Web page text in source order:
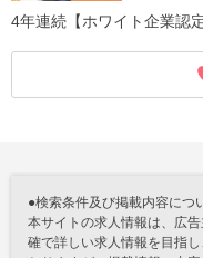
4年連続【ホワイト企業認
●検索条件及び掲載内容につ
本サイトの求人情報は、広
確で詳しい求人情報を目指